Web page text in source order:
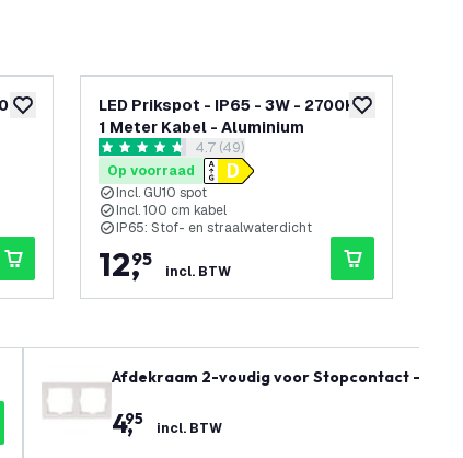
toevoegen aan verlanglijst
-
toevoegen aan
LED Prikspot - IP65 - 3W - 2700K -
1 Meter Kabel - Aluminium
reviews drawer openen
4.7 score sterren4.7 (49)
Op voorraad
Incl. GU10 spot
Incl. 100 cm kabel
IP65: Stof- en straalwaterdicht
12,
95
incl. BTW
Afdekraam 2-voudig voor Stopcontact -
4,
95 incl. BTW